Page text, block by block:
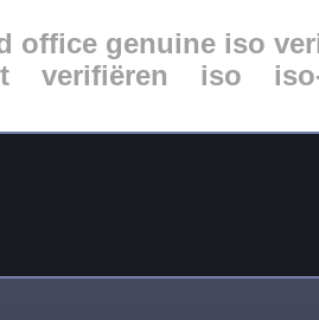
office genuine iso
verifiëren iso